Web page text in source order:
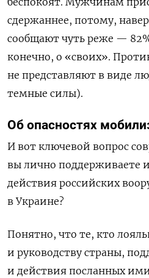
сдержаннее, потому,
сообщают чуть реже —
конечно, о «своих».
не представляют в виде
темные силы).
Об опасностях
И вот ключевой вопрос
вы лично поддерживаете
действия российских
в Украине?
Понятно, что те, кто
и руководству страны,
и действия посланных